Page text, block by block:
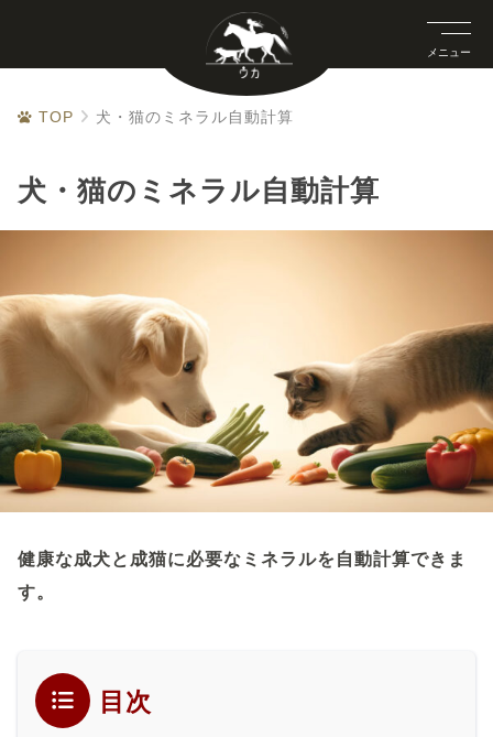
メニュー
TOP 犬・猫のミネラル自動計算
犬・猫のミネラル自動計算
健康な成犬と成猫に必要なミネラルを自動計算できま
す。
目次